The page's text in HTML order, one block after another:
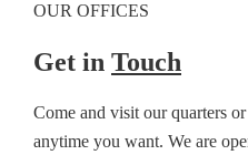
OUR OFFICES
Get in Touch
Come and visit our quarters
anytime you want. We are